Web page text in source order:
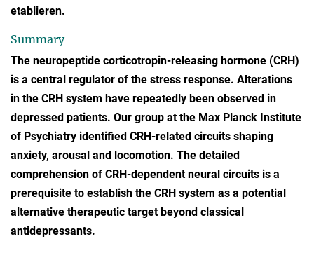
etablieren.
Summary
The neuropeptide corticotropin-releasing hormone (CRH)
is a central regulator of the stress response. Alterations
in the CRH system have repeatedly been observed in
depressed patients. Our group at the Max Planck Institute
of Psychiatry identified CRH-related circuits shaping
anxiety, arousal and locomotion. The detailed
comprehension of CRH-dependent neural circuits is a
prerequisite to establish the CRH system as a potential
alternative therapeutic target beyond classical
antidepressants.